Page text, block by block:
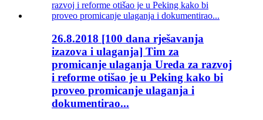
26.8.2018 [100 dana rješavanja
izazova i ulaganja] Tim za
promicanje ulaganja Ureda za razvoj
i reforme otišao je u Peking kako bi
proveo promicanje ulaganja i
dokumentirao...